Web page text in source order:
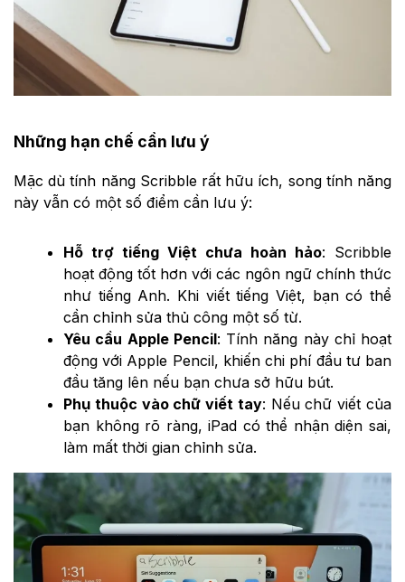
Những hạn chế cần lưu ý
Mặc dù tính năng Scribble rất hữu ích, song tính năng
này vẫn có một số điểm cần lưu ý:
Hỗ trợ tiếng Việt chưa hoàn hảo: Scribble
hoạt động tốt hơn với các ngôn ngữ chính thức
như tiếng Anh. Khi viết tiếng Việt, bạn có thể
cần chỉnh sửa thủ công một số từ.
Yêu cầu Apple Pencil: Tính năng này chỉ hoạt
động với Apple Pencil, khiến chi phí đầu tư ban
đầu tăng lên nếu bạn chưa sở hữu bút.
Phụ thuộc vào chữ viết tay: Nếu chữ viết của
bạn không rõ ràng, iPad có thể nhận diện sai,
làm mất thời gian chỉnh sửa.